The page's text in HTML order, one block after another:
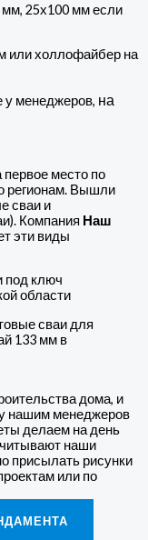
25х100 мм если
или холлофайбер на
у менеджеров, на
первое место по
регионам. Вышли
сваи и
Компания Наш
эти виды
области
дома, и
нашим менеджеров
делаем на день
наши
присылать рисунки
или по